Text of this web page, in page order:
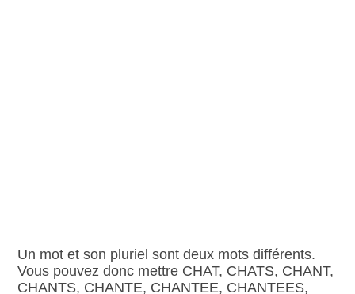
Un mot et son pluriel sont deux mots différents.
Vous pouvez donc mettre CHAT, CHATS, CHANT,
CHANTS, CHANTE, CHANTEE, CHANTEES,